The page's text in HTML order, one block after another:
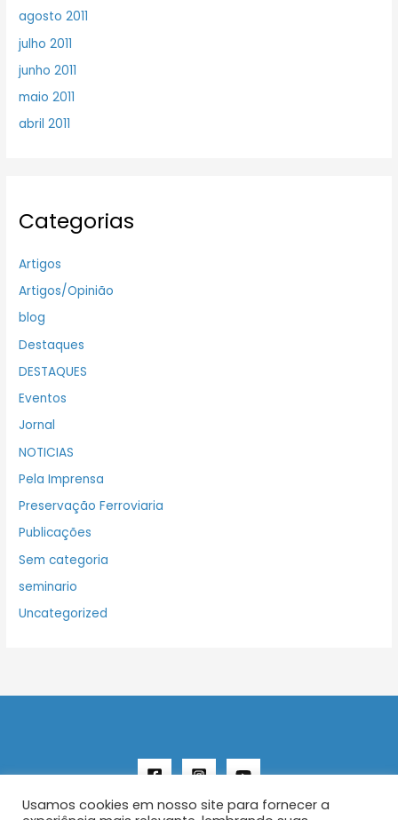
agosto 2011
julho 2011
junho 2011
maio 2011
abril 2011
Categorias
Artigos
Artigos/Opinião
blog
Destaques
DESTAQUES
Eventos
Jornal
NOTICIAS
Pela Imprensa
Preservação Ferroviaria
Publicações
Sem categoria
seminario
Uncategorized
Usamos cookies em nosso site para fornecer a